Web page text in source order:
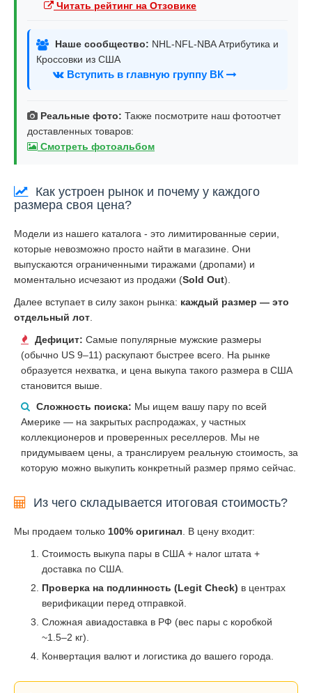
Читать рейтинг на Отзовике
Наше сообщество: NHL-NFL-NBA Атрибутика и
Кроссовки из США
Вступить в главную группу ВК
Реальные фото: Также посмотрите наш фотоотчет
доставленных товаров:
Смотреть фотоальбом
Как устроен рынок и почему у каждого
размера своя цена?
Модели из нашего каталога - это лимитированные серии,
которые невозможно просто найти в магазине. Они
выпускаются ограниченными тиражами (дропами) и
моментально исчезают из продажи (Sold Out).
Далее вступает в силу закон рынка: каждый размер — это
отдельный лот
Дефицит: Самые популярные мужские размеры
(обычно US 9–11) раскупают быстрее всего. На рынке
образуется нехватка, и цена выкупа такого размера в США
становится выше.
Сложность поиска: Мы ищем вашу пару по всей
Америке — на закрытых распродажах, у частных
коллекционеров и проверенных реселлеров. Мы не
придумываем цены, а транслируем реальную стоимость, за
которую можно выкупить конкретный размер прямо сейчас.
Из чего складывается итоговая стоимость?
Мы продаем только 100% оригинал . В цену входит:
Стоимость выкупа пары в США + налог штата +
доставка по США.
Проверка на подлинность (Legit Check) в центрах
верификации перед отправкой.
Сложная авиадоставка в РФ (вес пары с коробкой
~1.5–2 кг).
Конвертация валют и логистика до вашего города.